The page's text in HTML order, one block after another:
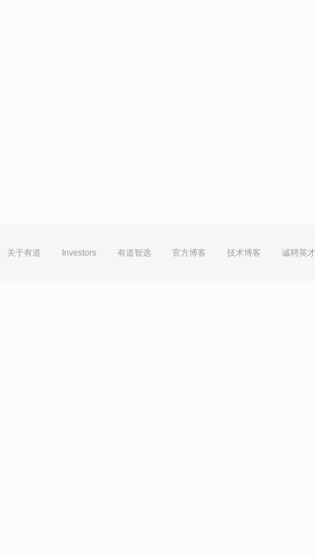
关于有道 Investors 有道智选 官方博客 技术博客 诚聘英才